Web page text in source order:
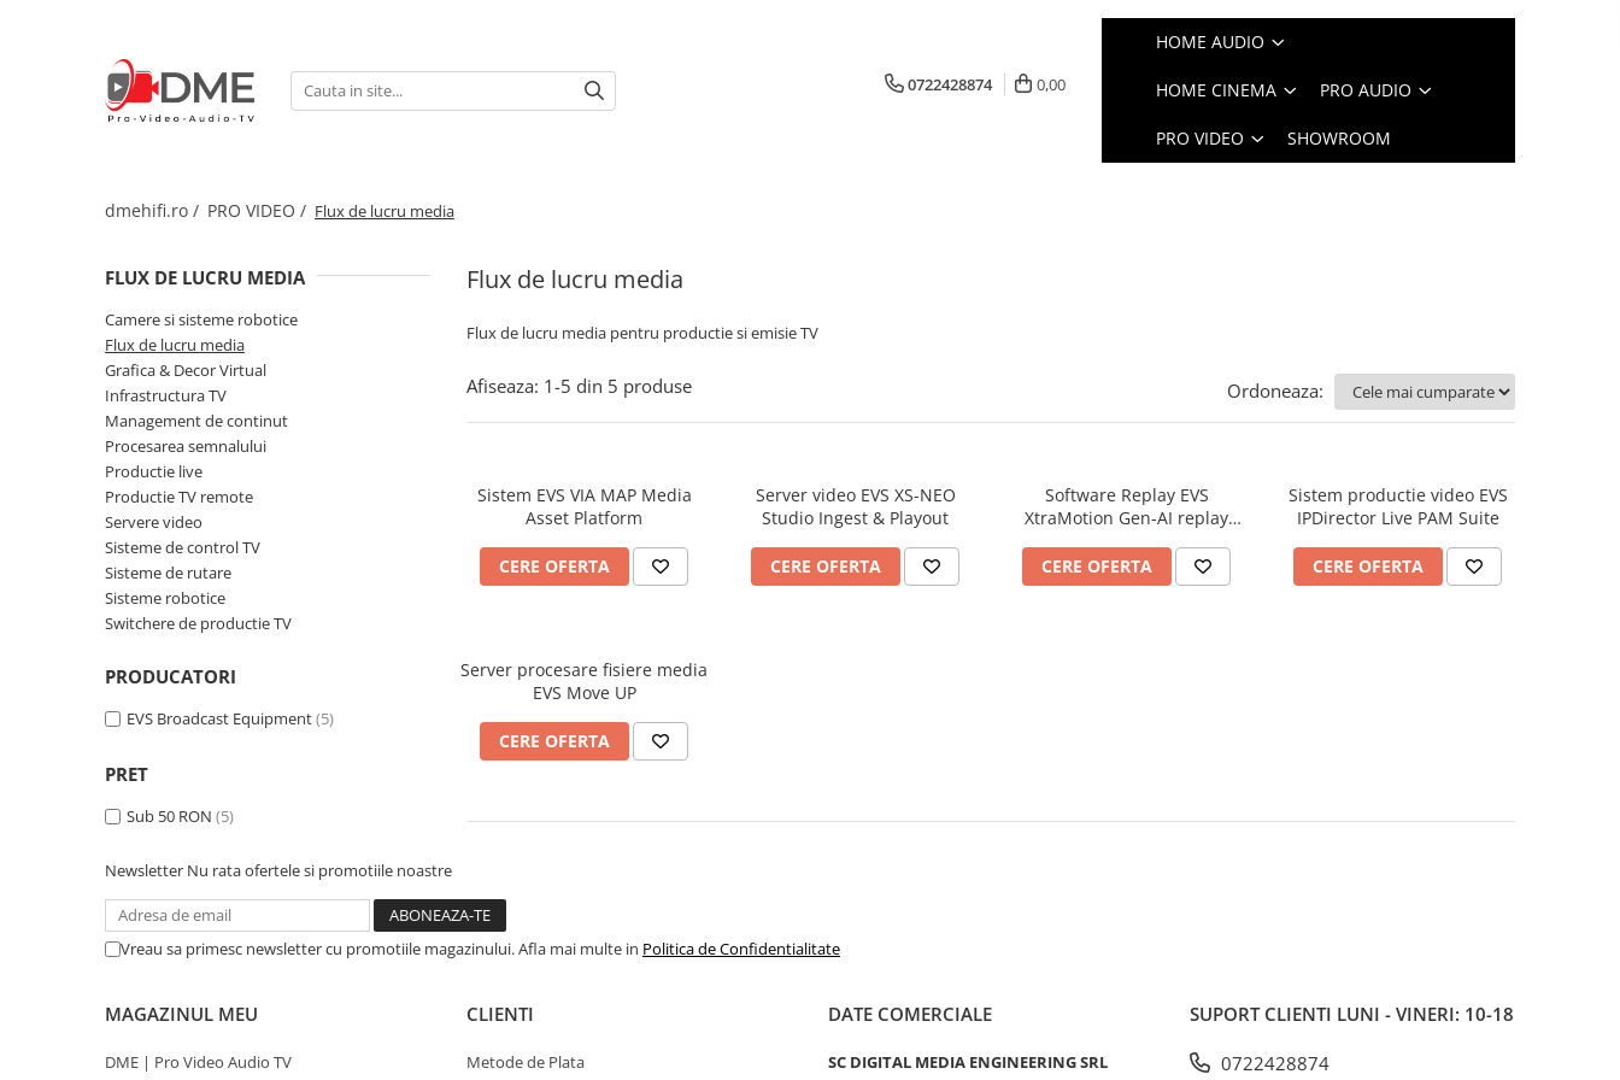
HOME AUDIO
BOXE PASIVE & SUBWOOFER
Boxe de raft
Sisteme Hi-Fi cu boxe amplificate
Boxe arhitecturale
ACCESORII AV
Cabluri alimentare retea
Filtre audio
Amplificatoare integrate
Amplificatoare de putere
Preamplificatoare
HOME CINEMA
Amplificatoare multi-channel
Media Playere
Stocare media
PRO AUDIO
IP Audio Streaming
PRO VIDEO
Camere si sisteme robotice
Grafica & Decor Virtual
Management de continut
Procesarea semnalului
Productie live
Productie TV remote
Servere video
Sisteme de control TV
Sisteme de rutare
Sisteme robotice
Switchere de productie TV
0722428874 0,00
HOME AUDIO
HOME CINEMA PRO AUDIO
PRO VIDEO SHOWROOM
dmehifi.ro / PRO VIDEO / Flux de lucru media
Flux de lucru media
Flux de lucru media pentru productie si emisie TV
FLUX DE LUCRU MEDIA
Camere si sisteme robotice
Flux de lucru media
Grafica & Decor Virtual
Infrastructura TV
Management de continut
Procesarea semnalului
Productie live
Productie TV remote
Servere video
Sisteme de control TV
Sisteme de rutare
Sisteme robotice
Switchere de productie TV
PRODUCATORI
EVS Broadcast Equipment(5)
PRET
Sub 50 RON (5)
Afiseaza: 1-5 din 5 produse Ordoneaza:
Sistem EVS VIA MAP Media
Asset Platform
CERE OFERTA
Server video EVS XS-NEO
Studio Ingest & Playout
CERE OFERTA
Software Replay EVS
XtraMotion Gen-AI replay
CERE OFERTA
Sistem productie video EVS
IPDirector Live PAM Suite
CERE OFERTA
Server procesare fisiere media
EVS Move UP
CERE OFERTA
Newsletter Nu rata ofertele si promotiile noastre
Vreau sa primesc newsletter cu promotiile magazinului. Afla mai multe in Politica de Confidentialitate
MAGAZINUL MEU
DME | Pro Video Audio TV
CLIENTI
Metode de Plata
DATE COMERCIALE
SC DIGITAL MEDIA ENGINEERING SRL
SUPORT CLIENTI LUNI - VINERI: 10-18
0722428874